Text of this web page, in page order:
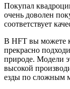
Покупал
очень доволен
соответствует
В HFT вы можете
прекрасно
природе. Модели
высокой
езды по сложным